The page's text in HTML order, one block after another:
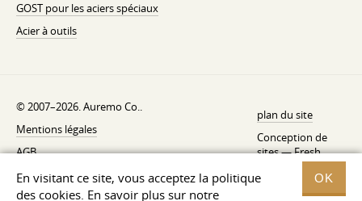
En visitant ce site, vous acceptez la politique
des cookies. En savoir plus sur notre
OK
GOST pour les aciers spéciaux
Acier à outils
© 2007–2026. Auremo Co..
Mentions légales
AGB
Politique de rétractation
Politique de confidentialité
plan du site
Conception de
sites —Fresh